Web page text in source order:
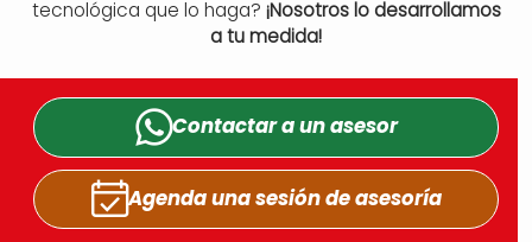
tecnológica que lo haga? ¡Nosotros lo desarrollamos
a tu medida!
Contactar a unasesor
Agenda una sesiónde asesoría